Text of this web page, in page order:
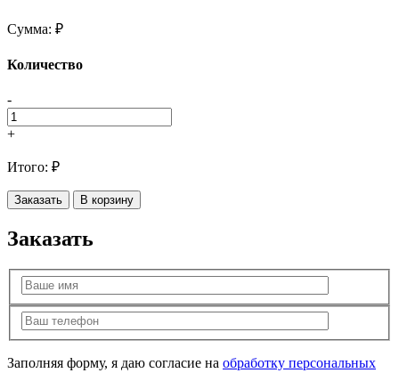
Сумма: ₽
Количество
-
+
Итого: ₽
Заказать В корзину
Заказать
Заполняя форму, я даю согласие на обработку персональных